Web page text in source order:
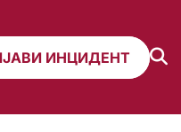
ИНЦИДЕНТ